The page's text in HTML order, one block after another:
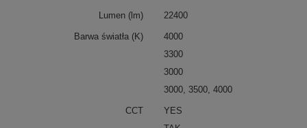
Lumen (lm) 22400
Barwa światła (K)
4000
3300
3000
3000, 3500, 4000
CCT
YES